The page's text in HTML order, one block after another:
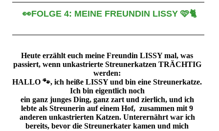
👀FOLGE 4: MEINE FREUNDIN LISSY 🩷🐈
Heute erzählt euch meine Freundin LISSY mal, was
passiert, wenn unkastrierte Streunerkatzen TRÄCHTIG
werden:
HALLO 🐾, ich heiße LISSY und bin eine Streunerkatze.
Ich bin eigentlich noch
ein ganz junges Ding, ganz zart und zierlich, und ich
lebte als Streunerin auf einem Hof, zusammen mit 9
anderen unkastrierten Katzen. Unterernährt war ich
bereits, bevor die Streunerkater kamen und mich